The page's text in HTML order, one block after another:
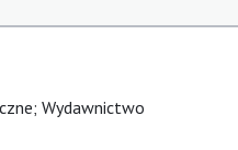
Wydawnictwo